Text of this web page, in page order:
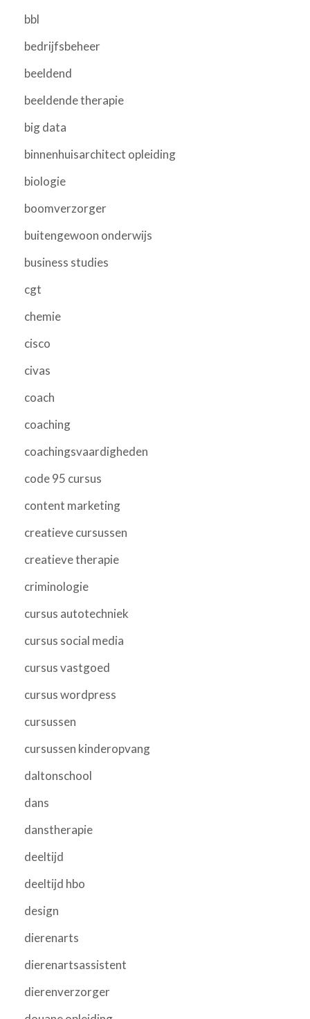
bbl
bedrijfsbeheer
beeldend
beeldende therapie
big data
binnenhuisarchitect opleiding
biologie
boomverzorger
buitengewoon onderwijs
business studies
cgt
chemie
cisco
civas
coach
coaching
coachingsvaardigheden
code 95 cursus
content marketing
creatieve cursussen
creatieve therapie
criminologie
cursus autotechniek
cursus social media
cursus vastgoed
cursus wordpress
cursussen
cursussen kinderopvang
daltonschool
dans
danstherapie
deeltijd
deeltijd hbo
design
dierenarts
dierenartsassistent
dierenverzorger